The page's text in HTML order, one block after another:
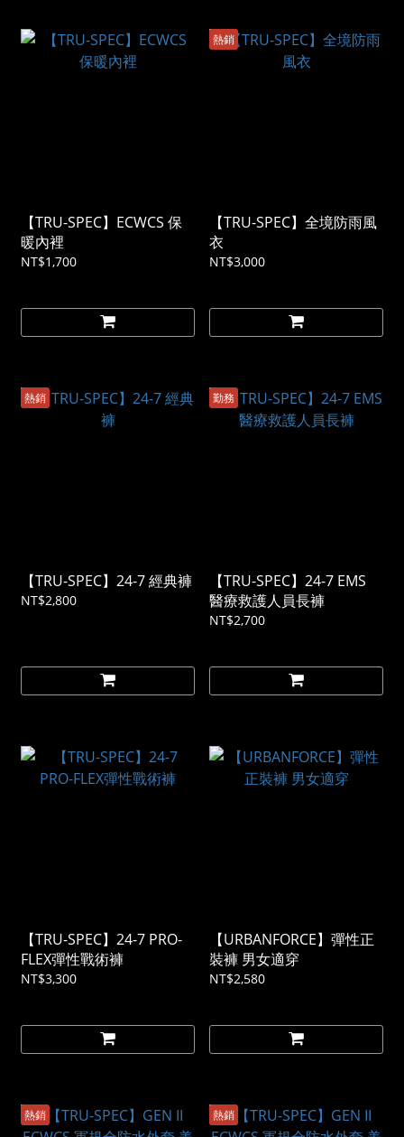
【TRU-SPEC】ECWCS 保
暖內裡
NT$1,700
熱銷
【TRU-SPEC】全境防雨風
衣
NT$3,000
熱銷
【TRU-SPEC】24-7 經典褲
NT$2,800
勤務
【TRU-SPEC】24-7 EMS
醫療救護人員長褲
NT$2,700
【TRU-SPEC】24-7 PRO-
FLEX彈性戰術褲
NT$3,300
【URBANFORCE】彈性正
裝褲 男女適穿
NT$2,580
熱銷 熱銷